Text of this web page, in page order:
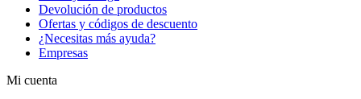
Devolución de productos
Ofertas y códigos de descuento
¿Necesitas más ayuda?
Empresas
Mi cuenta